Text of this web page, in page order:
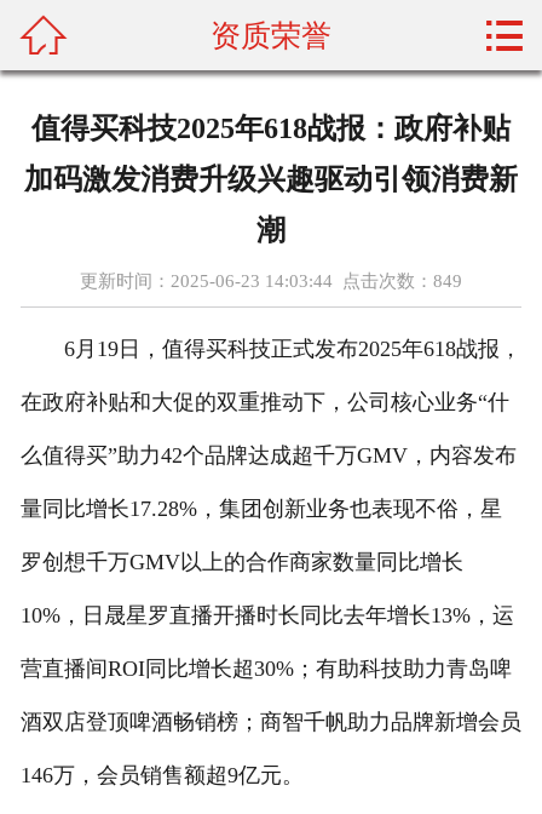
产品展示
加盟门店
配菜常识
资质荣誉
联系我们
 资质荣誉 
值得买科技2025年618战报：政府补贴
加码激发消费升级兴趣驱动引领消费新
潮
更新时间：2025-06-23 14:03:44 点击次数： 849
6月19日，值得买科技正式发布2025年618战报，
在政府补贴和大促的双重推动下，公司核心业务“什
么值得买”助力42个品牌达成超千万GMV，内容发布
量同比增长17.28%，集团创新业务也表现不俗，星
罗创想千万GMV以上的合作商家数量同比增长
10%，日晟星罗直播开播时长同比去年增长13%，运
营直播间ROI同比增长超30%；有助科技助力青岛啤
酒双店登顶啤酒畅销榜；商智千帆助力品牌新增会员
146万，会员销售额超9亿元。